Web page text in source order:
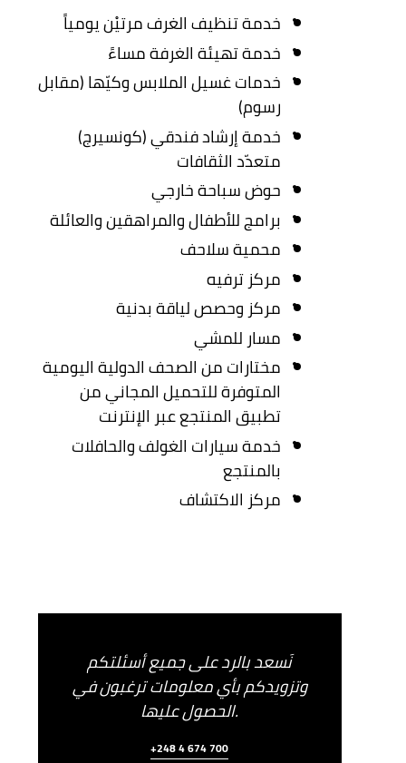
خدمة تنظيف الغرف مرتيْن يومياً
خدمة تهيئة الغرفة مساءً
خدمات غسيل الملابس وكيّها (مقابل
رسوم)
خدمة إرشاد فندقي (كونسيرج)
متعدّد الثقافات
حوض سباحة خارجي
برامج للأطفال والمراهقين والعائلة
محمية سلاحف
مركز ترفيه
مركز وحصص لياقة بدنية
مسار للمشي
مختارات من الصحف الدولية اليومية
المتوفرة للتحميل المجاني من
تطبيق المنتجع عبر الإنترنت
خدمة سيارات الغولف والحافلات
بالمنتجع
مركز الاكتشاف
نَسعد بالرد على جميع أسئلتكم
وتزويدكم بأي معلومات ترغبون في
الحصول عليها.
+248 4 674 700